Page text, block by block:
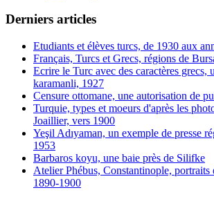
Derniers articles
Etudiants et élèves turcs, de 1930 aux
Français, Turcs et Grecs, régions de
Ecrire le Turc avec des caractères grecs,
karamanli, 1927
Censure ottomane, une autorisation de
Turquie, types et moeurs d'après les
Joaillier, vers 1900
Yeşil Adıyaman, un exemple de presse
1953
Barbaros koyu, une baie près de Silifke
Atelier Phébus, Constantinople, portraits
1890-1900